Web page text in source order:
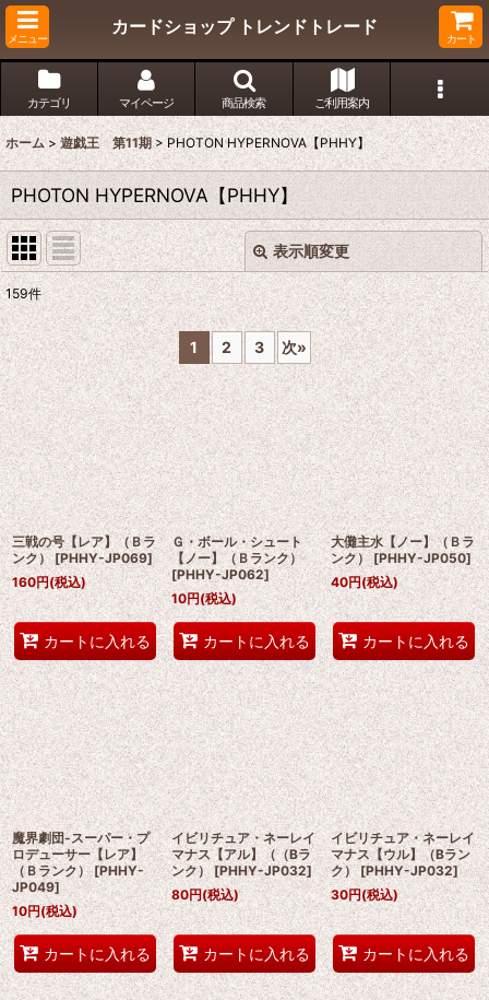
メニュー
カードショップ トレンドトレード
カート
カテゴリ マイページ 商品検索 ご利用案内
ホーム > 遊戯王 第11期 > PHOTON HYPERNOVA【PHHY】
PHOTON HYPERNOVA【PHHY】
表示順変更
表示数:
在庫あり
並び順:
絞り込む
閉じる
159件
1 2 3 次»
三戦の号【レア】（Ｂラ
ンク） [PHHY-JP069]
160円(税込)
カートに入れる
Ｇ・ボール・シュート
【ノー】（Ｂランク）
[PHHY-JP062]
10円(税込)
カートに入れる
大儺主水【ノー】（Ｂラ
ンク） [PHHY-JP050]
40円(税込)
カートに入れる
魔界劇団-スーパー・プ
ロデューサー【レア】
（Ｂランク） [PHHY-
JP049]
10円(税込)
カートに入れる
イビリチュア・ネーレイ
マナス【アル】（（Bラ
ンク） [PHHY-JP032]
80円(税込)
カートに入れる
イビリチュア・ネーレイ
マナス【ウル】（Bラン
ク） [PHHY-JP032]
30円(税込)
カートに入れる